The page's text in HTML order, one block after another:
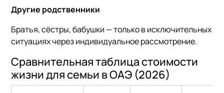
Другие родственники
Братья, сёстры, бабушки — только в исключительных
ситуациях через индивидуальное рассмотрение.
Сравнительная таблица стоимости
жизни для семьи в ОАЭ (2026)